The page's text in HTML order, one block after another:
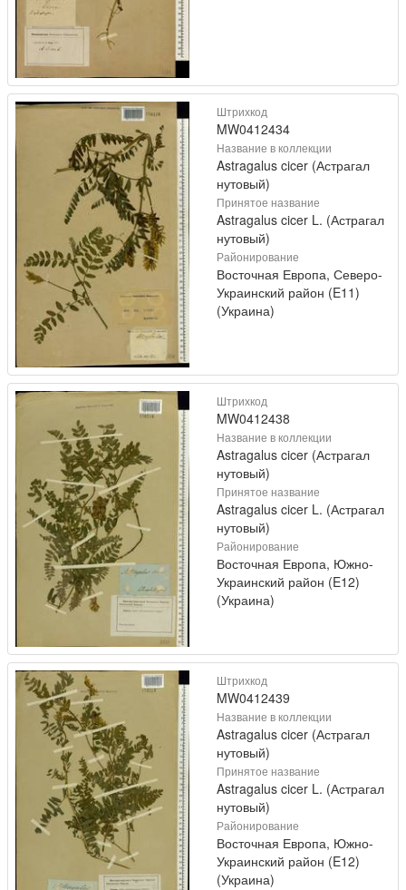
Штрихкод
MW0412434
Название в коллекции
Astragalus cicer (Астрагал
нутовый)
Принятое название
Astragalus cicer L. (Астрагал
нутовый)
Районирование
Восточная Европа, Северо-
Украинский район (E11)
(Украина)
Штрихкод
MW0412438
Название в коллекции
Astragalus cicer (Астрагал
нутовый)
Принятое название
Astragalus cicer L. (Астрагал
нутовый)
Районирование
Восточная Европа, Южно-
Украинский район (E12)
(Украина)
Штрихкод
MW0412439
Название в коллекции
Astragalus cicer (Астрагал
нутовый)
Принятое название
Astragalus cicer L. (Астрагал
нутовый)
Районирование
Восточная Европа, Южно-
Украинский район (E12)
(Украина)